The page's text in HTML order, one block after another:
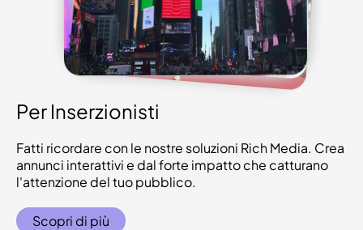
Per Inserzionisti
Fatti ricordare con le nostre soluzioni Rich Media. Crea
annunci interattivi e dal forte impatto che catturano
l'attenzione del tuo pubblico.
Scopri di più